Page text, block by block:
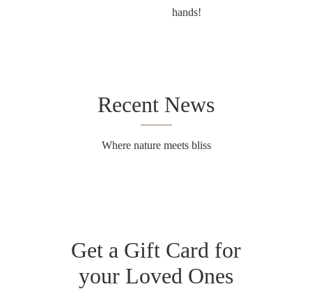
hands!
Recent News
Where nature meets bliss
Get a Gift Card for
your Loved Ones